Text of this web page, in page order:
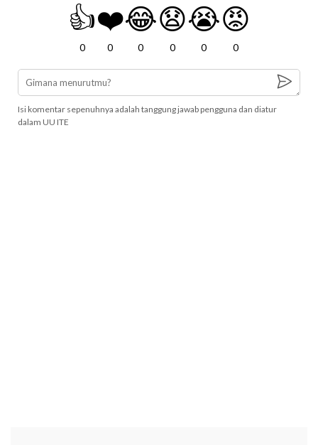
👍
0
❤️
0
😂
0
😧
0
😭
0
😡
0
Isi komentar sepenuhnya adalah tanggung jawab pengguna dan diatur
dalam UU ITE